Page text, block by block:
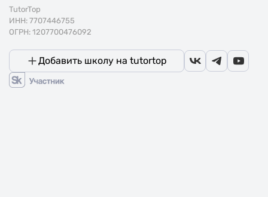
TutorTop
ИНН: 7707446755
ОГРН: 1207700476092
Добавить школу на tutortop